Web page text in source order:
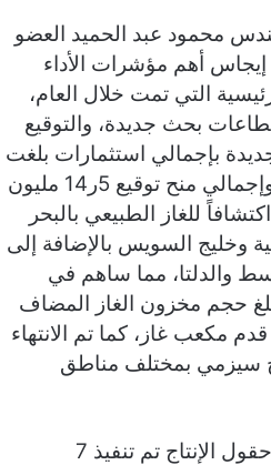
محمود عبد الحميد العضو
أهم مؤشرات الأداء
التي تمت خلال العام،
إلى أنه تم إسناد 9 قطاعات بحث جديدة، والتوقيع
اتفاقيات جديدة بإجمالي استثمارات بلغت
حوالي 479 مليون دولار وإجمالي منح توقيع 5ر14 مليون
دولار ، كما تم تحقيق 29 اكتشافاً للغاز الطبيعي بالبحر
وخليج السويس بالإضافة إلى
والدلتا، مما ساهم في
حجم مخزون الغاز المضاف
تريليون قدم مكعب غاز، كما تم الانتهاء
سيزمي بمختلف مناطق
أما بالنسبة لنشاط تنمية حقول الإنتاج تم تنفيذ 7